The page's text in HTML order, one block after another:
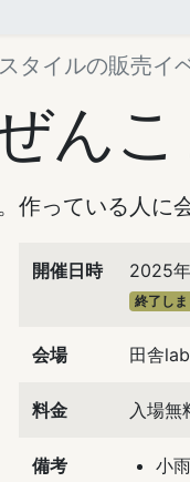
タイルの販売イ
んこ
作っている人に
開催日時 2025
終了しま
会場 田舎
料金 入場無
備考
小